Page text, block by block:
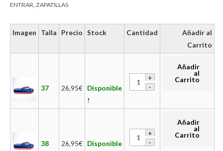
ENTRAR ZAPATILLAS
Imagen Talla Precio Stock Cantidad
Añadir al
Carrito
37 26,95€ Disponible
!
Añadir
al
Carrito
38 26,95€ Disponible
Añadir
al
Carrito